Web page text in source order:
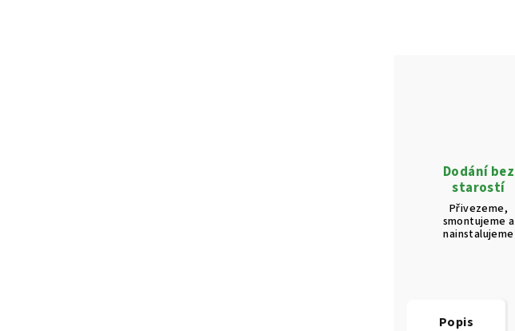
Dodání bez
starostí
Přivezeme,
smontujeme a
nainstalujeme
Popis